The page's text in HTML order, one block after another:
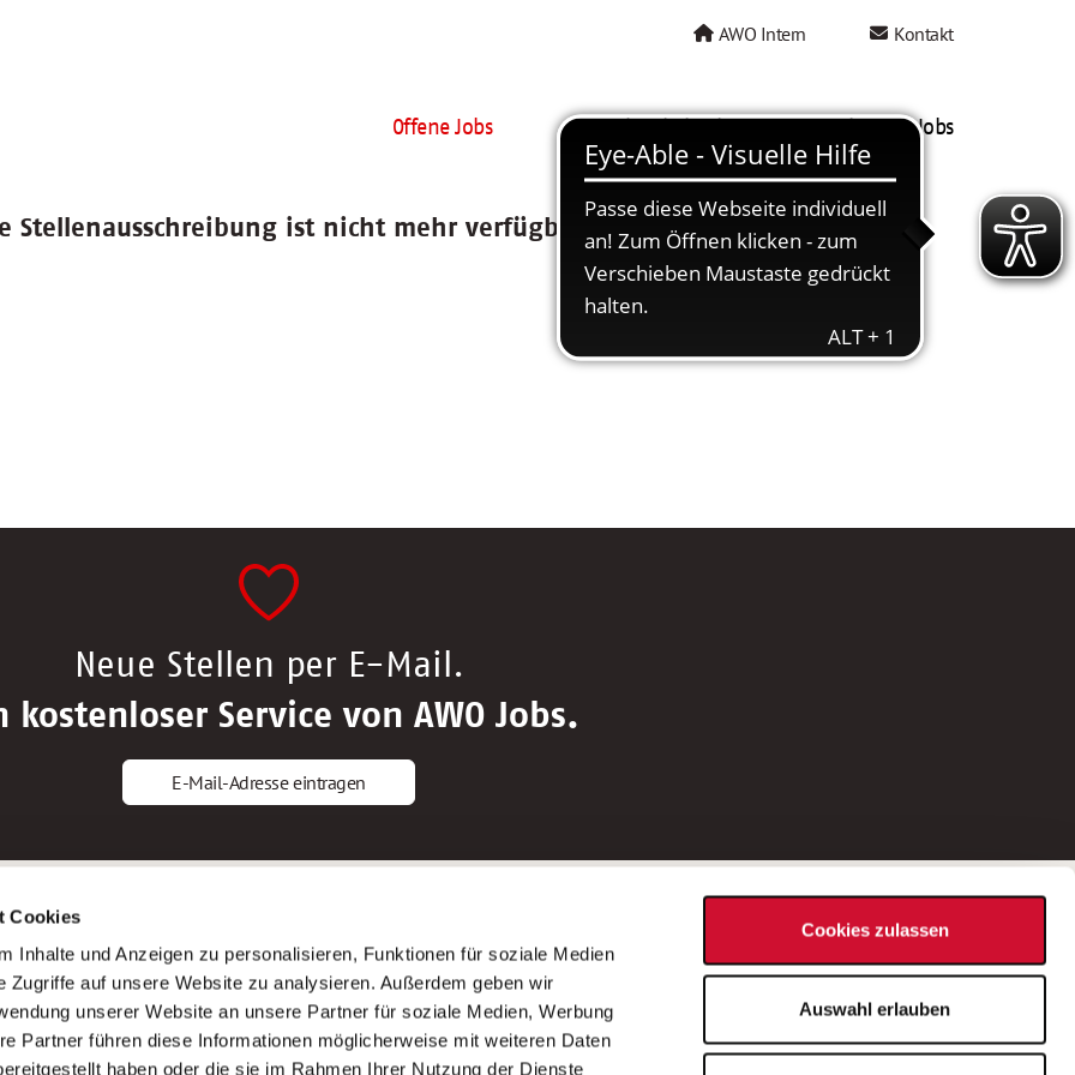
Cookies
Inhalte und Anzeigen zu personalisieren, Funktionen für soziale Medien
Zugriffe auf unsere Website zu analysieren. Außerdem geben wir
unserer Website an unsere Partner für soziale Medien, Werbung
Partner führen diese Informationen möglicherweise mit weiteren Daten
haben oder die sie im Rahmen Ihrer Nutzung der Dienste
Cookies zulassen
Auswahl erlauben
AWO Intern Kontakt
Offene Jobs AWO als Arbeitgeber Mein AWO Jobs
Stellenausschreibung ist nicht mehr verfügbar.
Neue Stellen per E-Mail.
kostenloser Service von AWO Jobs.
E-Mail-Adresse eintragen
Altenpfleger*in
Krankenpfleger*in
Altenpflegehelfer*in
Erzieher*in
AWO Gliederungen nach Bundesland
Stellenangebote nach Bundesländern
Sitemap
Impressum
Datenschutz
Bei Fragen zu einer Stellenausschreibung
wenden Sie sich bitte an die*den in der
Stellenausschreibung genannte*n